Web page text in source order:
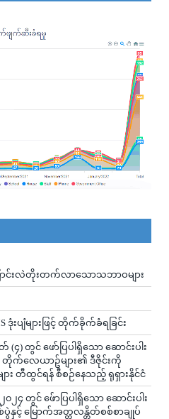
ာင်းလဲတိုးတက်လာသောသဘာဝများ
ပျံများဖြင့် တိုက်ခိုက်ခံရခြင်း
) တွင် ဖော်ပြပါရှိသော ဆောင်းပါး
တိုက်လေယာဥ်များ၏ ဒီဇိုင်းကို
တီထွင်ရန် စီစဉ်နေသည့် ရုရှားနိုင်ငံ
၂၄ တွင် ဖ်ောပြပါရှိသော ဆောင်းပါး
ပွဲနှင့် မြောက်အတ္တလန္တိတ်စစ်စာချုပ်